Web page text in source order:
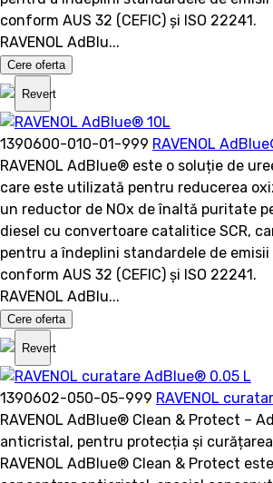
conform AUS 32 (CEFIC) și ISO 22241.
RAVENOL AdBlu...
Cere oferta
Revert
1390600-010-01-999 RAVENOL
RAVENOL AdBlue® este o soluție de
care este utilizată pentru reducerea
un reductor de NOx de înaltă puritate
diesel cu convertoare catalitice SCR,
pentru a îndeplini standardele de emisii
conform AUS 32 (CEFIC) și ISO 22241.
RAVENOL AdBlu...
Cere oferta
Revert
1390602-050-05-999 RAVENOL
RAVENOL AdBlue® Clean & Protect –
anticristal, pentru protecția și curățarea
RAVENOL AdBlue® Clean & Protect